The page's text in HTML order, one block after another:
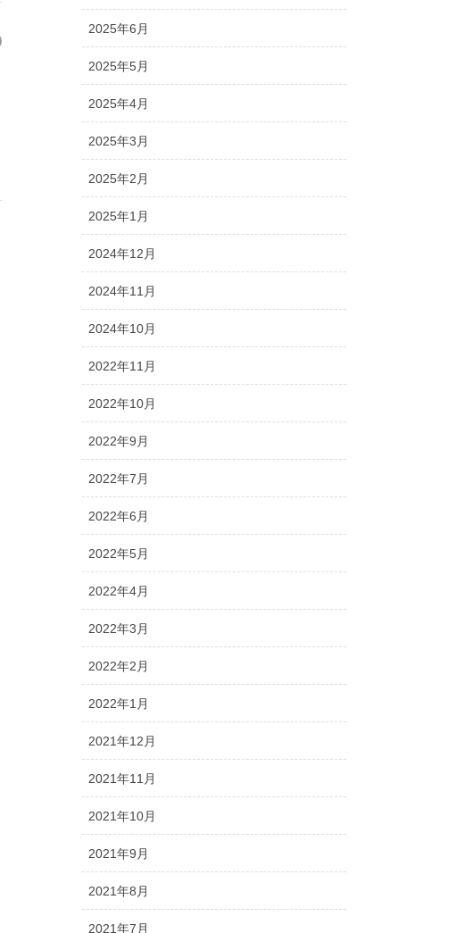
2025年6月
2025年5月
2025年4月
2025年3月
2025年2月
2025年1月
2024年12月
2024年11月
2024年10月
2022年11月
2022年10月
2022年9月
2022年7月
2022年6月
2022年5月
2022年4月
2022年3月
2022年2月
2022年1月
2021年12月
2021年11月
2021年10月
2021年9月
2021年8月
2021年7月